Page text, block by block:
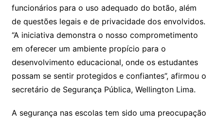
funcionários para o uso adequado do botão, além
de questões legais e de privacidade dos envolvidos.
“A iniciativa demonstra o nosso comprometimento
em oferecer um ambiente propício para o
desenvolvimento educacional, onde os estudantes
possam se sentir protegidos e confiantes”, afirmou o
secretário de Segurança Pública, Wellington Lima.
A segurança nas escolas tem sido uma preocupação